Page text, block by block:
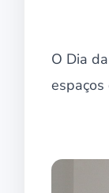
O Dia
espaços